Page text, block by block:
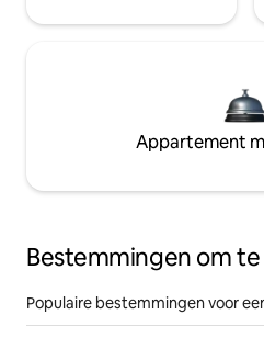
Appartement
Bestemmingen om
Populaire bestemmingen voor